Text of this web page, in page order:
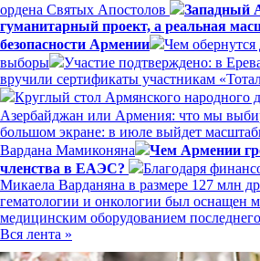
ордена Святых Апостолов
Западный
гуманитарный проект, а реальная
безопасности Армении
Чем
выборы
Участие подтверждено: в
вручили сертификаты участникам
Круглый стол Армянского народного
Азербайджан или Армения: что мы
большом экране: в июле выйдет
Вардана Мамиконяна
Чем Армении
членства в ЕАЭС?
Благодаря
Микаела Варданяна в размере 127 млн
гематологии и онкологии был оснащен
медицинским оборудованием
Вся лента »